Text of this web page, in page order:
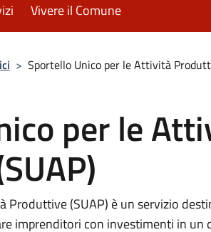
Vivere il Comune
> Sportello Unico per le Attività
per le
Produttive (SUAP) è un servizio
imprenditori con investimenti in un